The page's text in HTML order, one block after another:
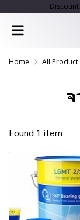
Home All Product
Found 1 item